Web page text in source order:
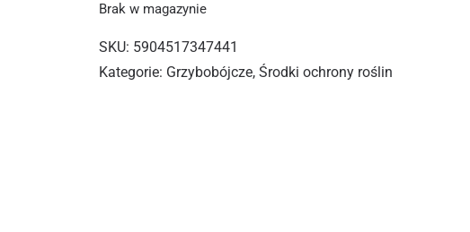
Brak w magazynie
SKU: 5904517347441
Kategorie: Grzybobójcze,Środki ochrony roślin